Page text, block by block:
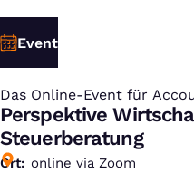
Event
Das Online-Event für
:
Perspektive
Steuerberatung
Ort
online via Zoom